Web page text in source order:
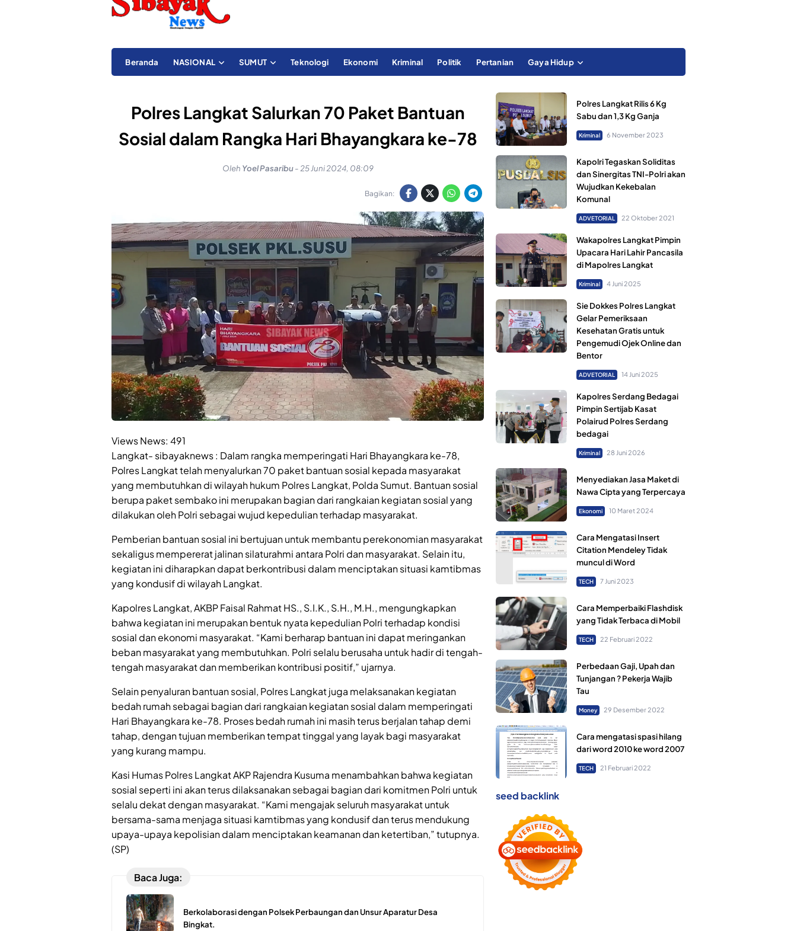
Beranda NASIONAL SUMUT Teknologi Ekonomi Kriminal Politik Pertanian Gaya Hidup
Polres Langkat Salurkan 70 Paket Bantuan
Sosial dalam Rangka Hari Bhayangkara ke-78
Oleh Yoel Pasaribu - 25 Juni 2024, 08:09
Bagikan:
Views News: 491
Langkat- sibayaknews : Dalam rangka memperingati Hari Bhayangkara ke-78,
Polres Langkat telah menyalurkan 70 paket bantuan sosial kepada masyarakat
yang membutuhkan di wilayah hukum Polres Langkat, Polda Sumut. Bantuan sosial
berupa paket sembako ini merupakan bagian dari rangkaian kegiatan sosial yang
dilakukan oleh Polri sebagai wujud kepedulian terhadap masyarakat.
Pemberian bantuan sosial ini bertujuan untuk membantu perekonomian masyarakat
sekaligus mempererat jalinan silaturahmi antara Polri dan masyarakat. Selain itu,
kegiatan ini diharapkan dapat berkontribusi dalam menciptakan situasi kamtibmas
yang kondusif di wilayah Langkat.
Kapolres Langkat, AKBP Faisal Rahmat HS., S.I.K., S.H., M.H., mengungkapkan
bahwa kegiatan ini merupakan bentuk nyata kepedulian Polri terhadap kondisi
sosial dan ekonomi masyarakat. “Kami berharap bantuan ini dapat meringankan
beban masyarakat yang membutuhkan. Polri selalu berusaha untuk hadir di tengah-
tengah masyarakat dan memberikan kontribusi positif,” ujarnya.
Selain penyaluran bantuan sosial, Polres Langkat juga melaksanakan kegiatan
bedah rumah sebagai bagian dari rangkaian kegiatan sosial dalam memperingati
Hari Bhayangkara ke-78. Proses bedah rumah ini masih terus berjalan tahap demi
tahap, dengan tujuan memberikan tempat tinggal yang layak bagi masyarakat
yang kurang mampu.
Kasi Humas Polres Langkat AKP Rajendra Kusuma menambahkan bahwa kegiatan
sosial seperti ini akan terus dilaksanakan sebagai bagian dari komitmen Polri untuk
selalu dekat dengan masyarakat. “Kami mengajak seluruh masyarakat untuk
bersama-sama menjaga situasi kamtibmas yang kondusif dan terus mendukung
upaya-upaya kepolisian dalam menciptakan keamanan dan ketertiban,” tutupnya.
(SP)
Baca Juga:
Berkolaborasi dengan Polsek Perbaungan dan Unsur Aparatur Desa
Bingkat.
Polres Langkat Rilis 6 Kg
Sabu dan 1,3 Kg Ganja
Kriminal 6 November 2023
Kapolri Tegaskan Soliditas
dan Sinergitas TNI-Polri akan
Wujudkan Kekebalan
Komunal
ADVETORIAL 22 Oktober 2021
Wakapolres Langkat Pimpin
Upacara Hari Lahir Pancasila
di Mapolres Langkat
Kriminal 4 Juni 2025
Sie Dokkes Polres Langkat
Gelar Pemeriksaan
Kesehatan Gratis untuk
Pengemudi Ojek Online dan
Bentor
ADVETORIAL 14 Juni 2025
Kapolres Serdang Bedagai
Pimpin Sertijab Kasat
Polairud Polres Serdang
bedagai
Kriminal 28 Juni 2026
Menyediakan Jasa Maket di
Nawa Cipta yang Terpercaya
Ekonomi 10 Maret 2024
Cara Mengatasi Insert
Citation Mendeley Tidak
muncul di Word
TECH 7 Juni 2023
Cara Memperbaiki Flashdisk
yang Tidak Terbaca di Mobil
TECH 22 Februari 2022
Perbedaan Gaji, Upah dan
Tunjangan ? Pekerja Wajib
Tau
Money 29 Desember 2022
Cara mengatasi spasi hilang
dari word 2010 ke word 2007
TECH 21 Februari 2022
seed backlink